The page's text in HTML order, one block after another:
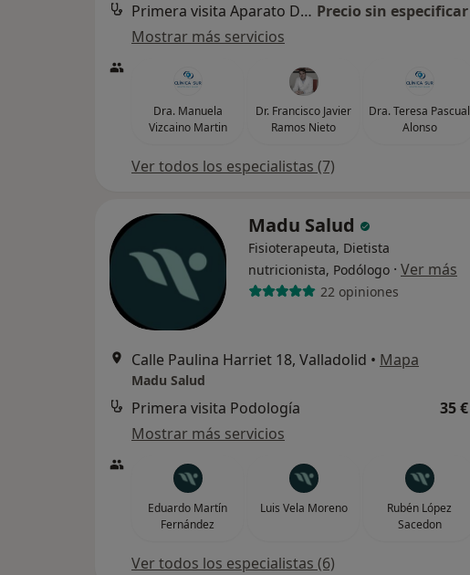
Primera visita Aparato Digestivo Precio sin especificar
Mostrar más servicios
Dra. Manuela
Vizcaino Martin
Dr. Francisco Javier
Ramos Nieto
Dra. Teresa Pascual
Alonso
Ver todos los especialistas (7)
Madu Salud
Fisioterapeuta, Dietista
nutricionista, Podólogo · Ver más
22 opiniones
Calle Paulina Harriet 18, Valladolid • Mapa
Madu Salud
Primera visita Podología
35 €
Mostrar más servicios
Eduardo Martín
Fernández
Luis Vela Moreno
Rubén López
Sacedon
Ver todos los especialistas (6)